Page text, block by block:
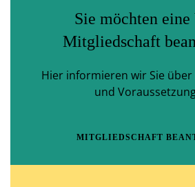
Sie möchten
Mitgliedschaft
Hier informieren wir Sie
und
MITGLIEDSCHAFT